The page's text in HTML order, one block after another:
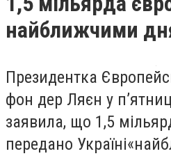
найближчими
Президентка
фон дер Ляєн у
заявила, що 1,5
передано Україні«